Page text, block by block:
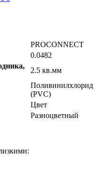
PROCONNECT
0.0482
2.5 кв.мм
Поливинилхлорид
(PVC)
Цвет
Разноцветный